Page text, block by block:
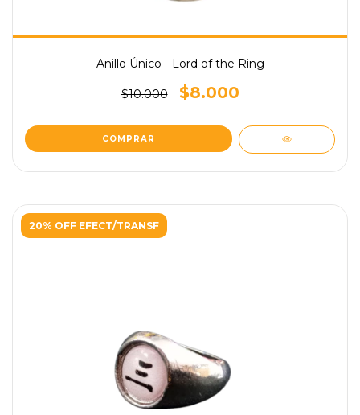
Anillo Único - Lord of the Ring
$10.000 $8.000
20% OFF EFECT/TRANSF